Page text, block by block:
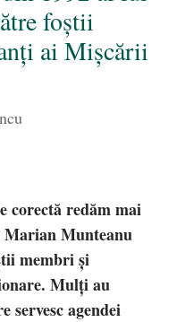
foștii
ai Mișcării
corectă redăm mai
Munteanu
membri și
Mulți au
servesc agendei